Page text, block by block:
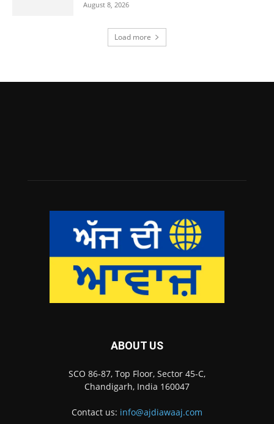
August 8, 2026
Load more
ABOUT US
SCO 86-87, Top Floor, Sector 45-C,
Chandigarh, India 160047
Contact us: info@ajdiawaaj.com